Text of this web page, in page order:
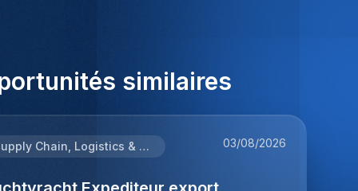
similaires
Supply Chain, Logistics & Procurement 03/08/2026